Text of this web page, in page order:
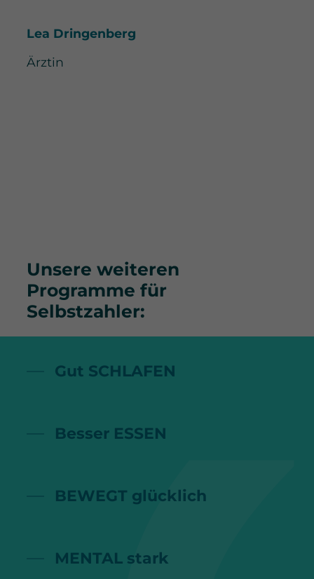
Lea Dringenberg
Ärztin
Unsere weiteren
Programme für
Selbstzahler:
Gut SCHLAFEN
Besser ESSEN
BEWEGT glücklich
MENTAL stark